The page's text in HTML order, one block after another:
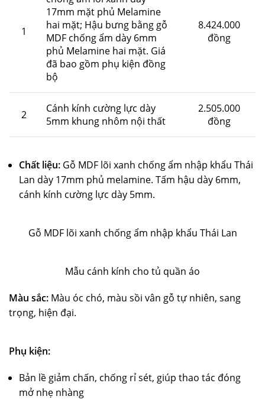
1
17mm mặt phủ Melamine
hai mặt; Hậu bưng bằng gỗ
MDF chống ẩm dày 6mm
phủ Melamine hai mặt. Giá
đã bao gồm phụ kiện đồng
bộ
8.424.000
đồng
2
Cánh kính cường lực dày
5mm khung nhôm nội thất
2.505.000
đồng
Chất liệu: Gỗ MDF lõi xanh chống ẩm nhập khẩu Thái
Lan dày 17mm phủ melamine. Tấm hậu dày 6mm,
cánh kính cường lực dày 5mm.
Gỗ MDF lõi xanh chống ẩm nhập khẩu Thái Lan
Mẫu cánh kính cho tủ quần áo
Màu sắc: Màu óc chó, màu sồi vân gỗ tự nhiên, sang
trọng, hiện đại.
Phụ kiện:
Bản lề giảm chấn, chống rỉ sét, giúp thao tác đóng
mở nhẹ nhàng